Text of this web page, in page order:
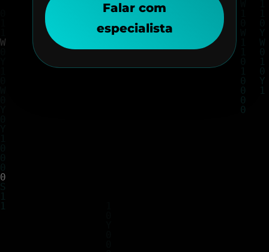
Falar com
especialista